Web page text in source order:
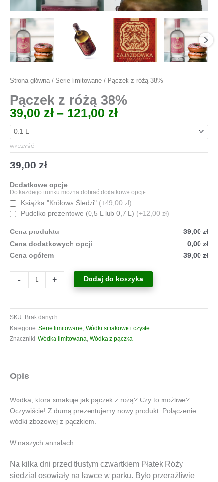
Strona główna / Serie limitowane / Pączek z różą 38%
Pączek z różą 38%
39,00 zł – 121,00 złZakres
cen:
do
WYCZYŚĆ
39,00 zł
Dodatkowe opcje
Do każdego trunku można dobrać dodatkowe opcje
Książka "Królowa Śledzi" (+49,00 zł)
Pudełko prezentowe (0,5 L lub 0,7 L) (+12,00 zł)
Cena produktu
39,00 zł
Cena dodatkowych opcji
0,00 zł
Cena ogółem
39,00 zł
-
Pączek
różą
38%
+ Dodaj do koszyka
SKU: Brak danych
Kategorie: Serie limitowane Wódki smakowe i czyste
Znaczniki: Wódka limitowana Wódka z pączka
Opis
Wódka, która smakuje jak pączek z różą? Czy to możliwe?
Oczywiście! Z dumą prezentujemy nowy produkt. Połączenie
wódki zbożowej z pączkiem.
W naszych annałach ….
Na kilka dni przed tłustym czwartkiem Płatek Róży
siedział osowiały na ławce w parku. Było przeraźliwie